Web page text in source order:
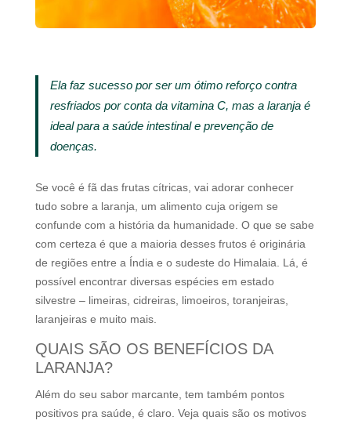
Ela faz sucesso por ser um ótimo reforço contra
resfriados por conta da vitamina C, mas a laranja é
ideal para a saúde intestinal e prevenção de
doenças.
Se você é fã das frutas cítricas, vai adorar conhecer
tudo sobre a laranja, um alimento cuja origem se
confunde com a história da humanidade. O que se sabe
com certeza é que a maioria desses frutos é originária
de regiões entre a Índia e o sudeste do Himalaia. Lá, é
possível encontrar diversas espécies em estado
silvestre – limeiras, cidreiras, limoeiros, toranjeiras,
laranjeiras e muito mais.
QUAIS SÃO OS BENEFÍCIOS DA
LARANJA?
Além do seu sabor marcante, tem também pontos
positivos pra saúde, é claro. Veja quais são os motivos